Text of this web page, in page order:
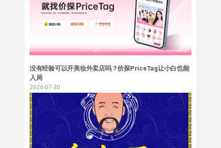
没有经验可以开美妆外卖店吗？价探PriceTag让小白也能
入局
2026-07-30